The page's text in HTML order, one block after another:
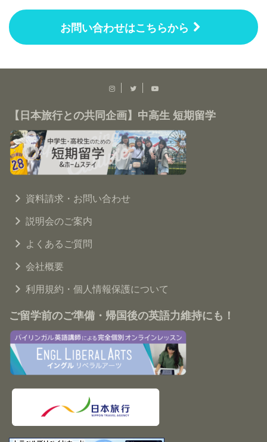
お問い合わせはこちらから
【日本旅行との共同企画】中高生 短期留学
資料請求・お問い合わせ
説明会のご案内
よくあるご質問
会社概要
利用規約・個人情報保護について
ご留学前のご準備・帰国後の英語力維持にも！